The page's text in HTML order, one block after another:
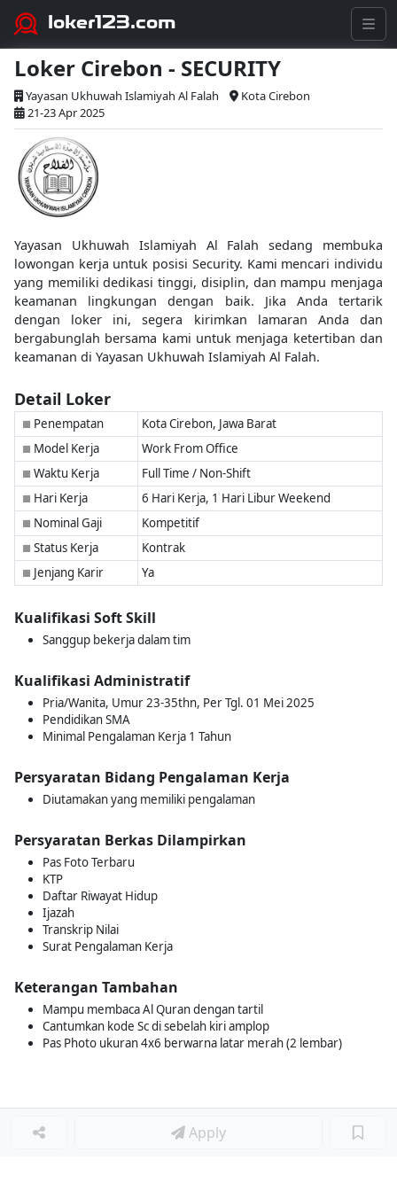
loker123.com
Loker Cirebon - SECURITY
Yayasan Ukhuwah Islamiyah Al Falah
Kota Cirebon
21-23 Apr 2025
Yayasan Ukhuwah Islamiyah Al Falah sedang membuka
lowongan kerja untuk posisi Security. Kami mencari individu
yang memiliki dedikasi tinggi, disiplin, dan mampu menjaga
keamanan lingkungan dengan baik. Jika Anda tertarik
dengan loker ini, segera kirimkan lamaran Anda dan
bergabunglah bersama kami untuk menjaga ketertiban dan
keamanan di Yayasan Ukhuwah Islamiyah Al Falah.
Detail Loker
■ Penempatan Kota Cirebon, Jawa Barat
■ Model Kerja Work From Office
■ Waktu Kerja Full Time / Non-Shift
■ Hari Kerja 6 Hari Kerja, 1 Hari Libur Weekend
■ Nominal Gaji Kompetitif
■ Status Kerja Kontrak
■ Jenjang Karir Ya
Kualifikasi Soft Skill
Sanggup bekerja dalam tim
Kualifikasi Administratif
Pria/Wanita, Umur 23-35thn, Per Tgl. 01 Mei 2025
Pendidikan SMA
Minimal Pengalaman Kerja 1 Tahun
Persyaratan Bidang Pengalaman Kerja
Diutamakan yang memiliki pengalaman
Persyaratan Berkas Dilampirkan
Pas Foto Terbaru
KTP
Daftar Riwayat Hidup
Ijazah
Transkrip Nilai
Surat Pengalaman Kerja
Keterangan Tambahan
Mampu membaca Al Quran dengan tartil
Cantumkan kode Sc di sebelah kiri amplop
Pas Photo ukuran 4x6 berwarna latar merah (2 lembar)
Apply